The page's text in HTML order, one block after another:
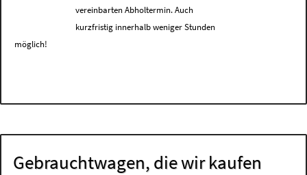
vereinbarten Abholtermin. Auch
kurzfristig innerhalb weniger Stunden
möglich!
Gebrauchtwagen, die wir kaufen